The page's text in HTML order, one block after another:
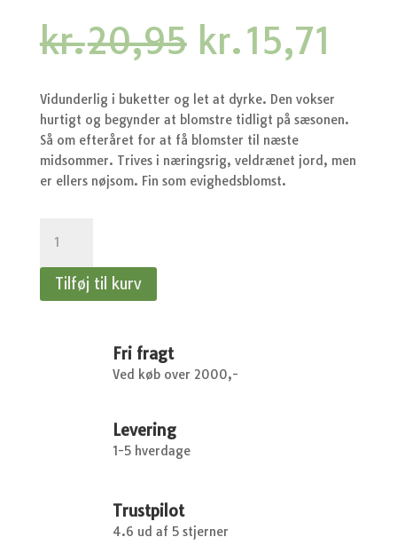
kr.20,95 Den
oprindelige
pris
var:
kr.20,95.
kr.15,71
er:
Vidunderlig i buketter og let at dyrke. Den vokser
hurtigt og begynder at blomstre tidligt på sæsonen.
Så om efteråret for at få blomster til næste
midsommer. Trives i næringsrig, veldrænet jord, men
er ellers nøjsom. Fin som evighedsblomst.
Kornblomst,
BlueTilføj til kurv
Fri fragt
Ved køb over 2000,-
Levering
1-5 hverdage
Trustpilot
4.6 ud af 5 stjerner